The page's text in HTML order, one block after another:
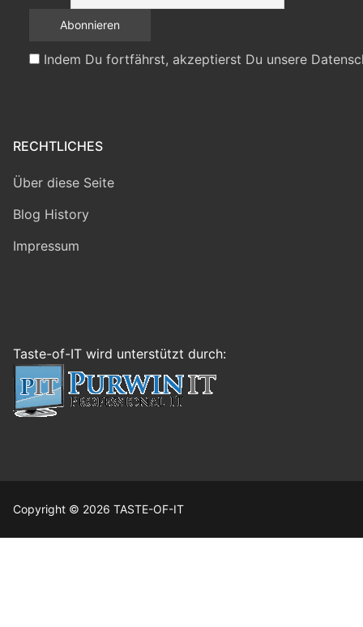
Indem Du fortfährst, akzeptierst Du unsere
RECHTLICHES
Über diese Seite
Blog History
Impressum
Taste-of-IT wird unterstützt durch:
Copyright © 2026 TASTE-OF-IT